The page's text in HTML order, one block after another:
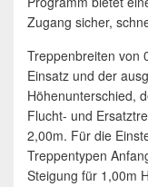
Zugang sicher,
Treppenbreiten von
Einsatz und der
Höhenunterschied,
Flucht- und
2,00m. Für die
Treppentypen
Steigung für 1,00m